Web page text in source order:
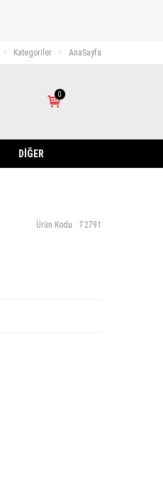
Kategoriler AnaSayfa
0
DIĞER
Ürün Kodu : T2791